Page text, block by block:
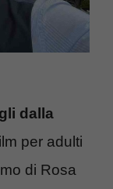
dalla
per adulti
di Rosa